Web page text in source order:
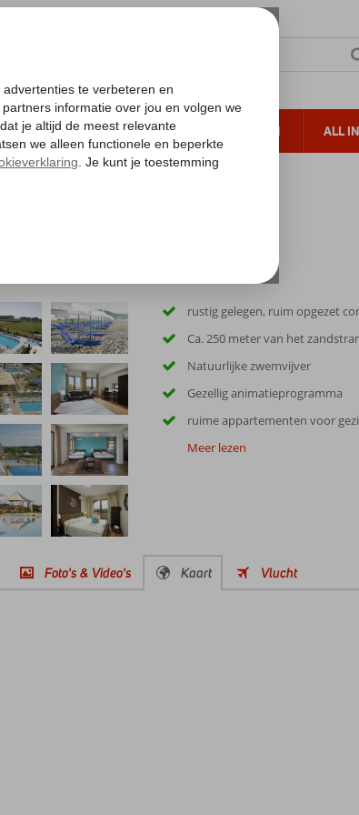
ZONVAKANTIES VERRE REIZEN ALL
Gratis annuleren*
rustig gelegen, ruim opgezet
Ca. 250 meter van het
Natuurlijke zwemvijver
Gezellig animatieprogramma
ruime appartementen voor
Meer lezen
Foto's & Video's Kaart Vlucht